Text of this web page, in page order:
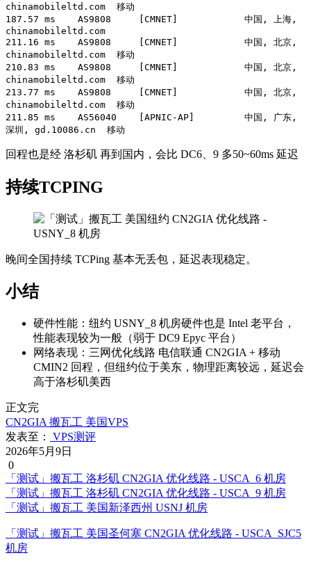
chinamobileltd.com  移动
187.57 ms    AS9808     [CMNET]            中国, 上海,
chinamobileltd.com
211.16 ms    AS9808     [CMNET]            中国, 北京,
chinamobileltd.com  移动
210.83 ms    AS9808     [CMNET]            中国, 北京,
chinamobileltd.com  移动
213.77 ms    AS9808     [CMNET]            中国, 北京,
chinamobileltd.com  移动
211.85 ms    AS56040    [APNIC-AP]         中国, 广东,
深圳, gd.10086.cn  移动
回程也是经 洛杉矶 再到国内，会比 DC6、9 多50~60ms 延迟
持续TCPING
晚间全国持续 TCPing 基本无丢包，延迟表现稳定。
小结
硬件性能：纽约 USNY_8 机房硬件也是 Intel 老平台，
性能表现较为一般（弱于 DC9 Epyc 平台）
网络表现：三网优化线路 电信联通 CN2GIA + 移动
CMIN2 回程，但纽约位于美东，物理距离较远，延迟会
高于洛杉矶美西
正文完
CN2GIA 搬瓦工 美国VPS
发表至：
VPS测评
2026年5月9日
0
「测试」搬瓦工 洛杉矶 CN2GIA 优化线路 - USCA_6 机房
「测试」搬瓦工 洛杉矶 CN2GIA 优化线路 - USCA_9 机房
「测试」搬瓦工 美国新泽西州 USNJ 机房
「测试」搬瓦工 美国圣何塞 CN2GIA 优化线路 - USCA_SJC5
机房